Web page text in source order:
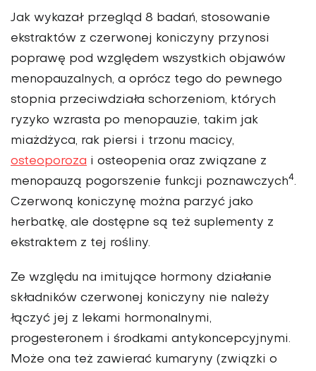
Jak wykazał przegląd 8 badań, stosowanie
ekstraktów z czerwonej koniczyny przynosi
poprawę pod względem wszystkich objawów
menopauzalnych, a oprócz tego do pewnego
stopnia przeciwdziała schorzeniom, których
ryzyko wzrasta po menopauzie, takim jak
miażdżyca, rak piersi i trzonu macicy,
osteoporoza i osteopenia oraz związane z
menopauzą pogorszenie funkcji poznawczych4.
Czerwoną koniczynę można parzyć jako
herbatkę, ale dostępne są też suplementy z
ekstraktem z tej rośliny.
Ze względu na imitujące hormony działanie
składników czerwonej koniczyny nie należy
łączyć jej z lekami hormonalnymi,
progesteronem i środkami antykoncepcyjnymi.
Może ona też zawierać kumaryny (związki o